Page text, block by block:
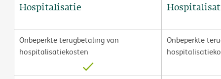
Hospitalisatie
Onbeperkte terugbetaling van
hospitalisatiekosten
Onbeperkte